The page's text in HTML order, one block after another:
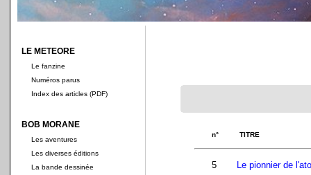
LE METEORE
Le fanzine
Numéros parus
Index des articles (PDF)
BOB MORANE
Les aventures
Les diverses éditions
La bande dessinée
n° TITRE
5
Le pionnier de